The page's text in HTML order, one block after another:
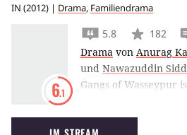
IN (2012) | Drama, Familiendrama
6.1
5.8 182
Drama von Anurag
und Nawazuddin
Gangs of Wasseypur
Chadda, Tigmanshu